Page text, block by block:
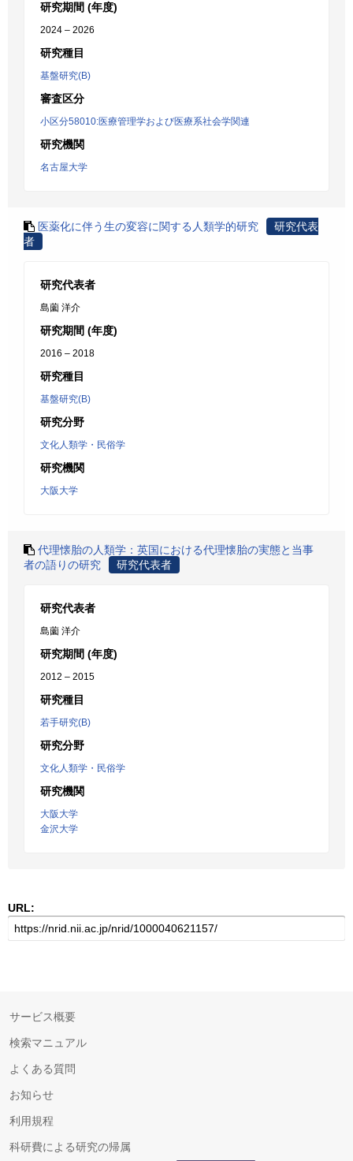
研究期間 (年度)
2024 – 2026
研究種目
基盤研究(B)
審査区分
小区分58010:医療管理学および医療系社会学関連
研究機関
名古屋大学
医薬化に伴う生の変容に関する人類学的研究
研究代表
者
研究代表者
島薗 洋介
研究期間 (年度)
2016 – 2018
研究種目
基盤研究(B)
研究分野
文化人類学・民俗学
研究機関
大阪大学
代理懐胎の人類学：英国における代理懐胎の実態と当事
者の語りの研究
研究代表者
研究代表者
島薗 洋介
研究期間 (年度)
2012 – 2015
研究種目
若手研究(B)
研究分野
文化人類学・民俗学
研究機関
大阪大学
金沢大学
URL:
サービス概要
検索マニュアル
よくある質問
お知らせ
利用規程
科研費による研究の帰属